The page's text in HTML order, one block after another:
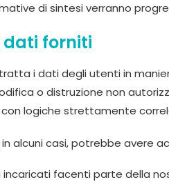
di sintesi verranno
dati forniti
i dati degli utenti in
o distruzione non
logiche strettamente
alcuni casi, potrebbe avere
facenti parte della